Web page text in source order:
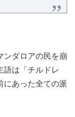
ンダロアの民を崩
語は 「チルドレ
にあった全ての派